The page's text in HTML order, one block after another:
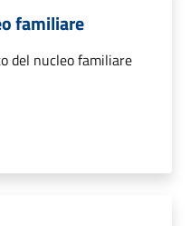
familiare
del nucleo familiare